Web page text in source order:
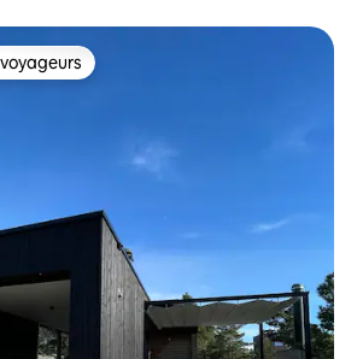
parmi les plus aimés